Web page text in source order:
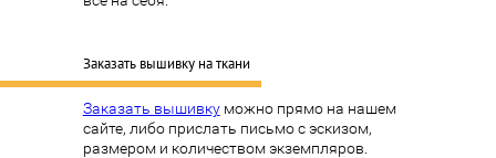
Заказать вышивку на ткани
Заказать вышивкуможно прямо на нашем
сайте, либо прислать письмо с эскизом,
размером и количеством экземпляров.